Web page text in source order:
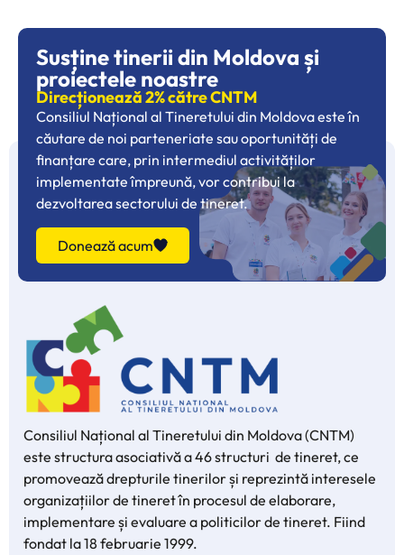
Susține tinerii din Moldova și
proiectele noastre
Direcționează 2% către CNTM
Consiliul Național al Tineretului din Moldova este în
căutare de noi parteneriate sau oportunități de
finanțare care, prin intermediul activităților
implementate împreună, vor contribui la
dezvoltarea sectorului de tineret.
Donează acum
Consiliul Național al Tineretului din Moldova (CNTM)
este structura asociativă a 46 structuri de tineret, ce
promovează drepturile tinerilor și reprezintă interesele
organizațiilor de tineret în procesul de elaborare,
implementare și evaluare a politicilor de tineret. Fiind
fondat la 18 februarie 1999.